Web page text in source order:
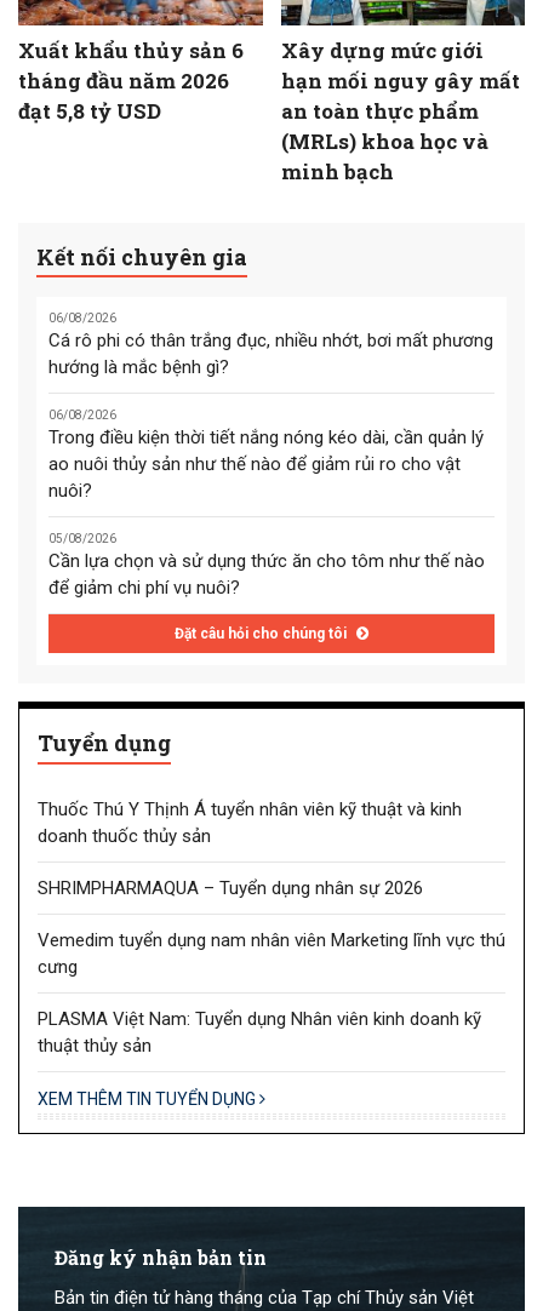
Xuất khẩu thủy sản 6
tháng đầu năm 2026
đạt 5,8 tỷ USD
Xây dựng mức giới
hạn mối nguy gây mất
an toàn thực phẩm
(MRLs) khoa học và
minh bạch
Kết nối chuyên gia
06/08/2026
Cá rô phi có thân trắng đục, nhiều nhớt, bơi mất phương
hướng là mắc bệnh gì?
06/08/2026
Trong điều kiện thời tiết nắng nóng kéo dài, cần quản lý
ao nuôi thủy sản như thế nào để giảm rủi ro cho vật
nuôi?
05/08/2026
Cần lựa chọn và sử dụng thức ăn cho tôm như thế nào
để giảm chi phí vụ nuôi?
Đặt câu hỏi cho chúng tôi
Tuyển dụng
Thuốc Thú Y Thịnh Á tuyển nhân viên kỹ thuật và kinh
doanh thuốc thủy sản
SHRIMPHARMAQUA – Tuyển dụng nhân sự 2026
Vemedim tuyển dụng nam nhân viên Marketing lĩnh vực thú
cưng
PLASMA Việt Nam: Tuyển dụng Nhân viên kinh doanh kỹ
thuật thủy sản
XEM THÊM TIN TUYỂN DỤNG
Đăng ký nhận bản tin
Bản tin điện tử hàng tháng của Tạp chí Thủy sản Việt